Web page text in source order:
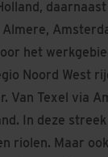
het
Noord West
Van Texel via
In deze
riolen. Maar